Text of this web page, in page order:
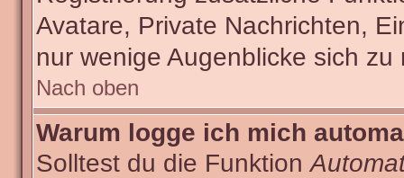
Avatare, Private Nachrichten,
nur wenige Augenblicke sich
Nach oben
Warum logge ich mich
Solltest du die Funktion